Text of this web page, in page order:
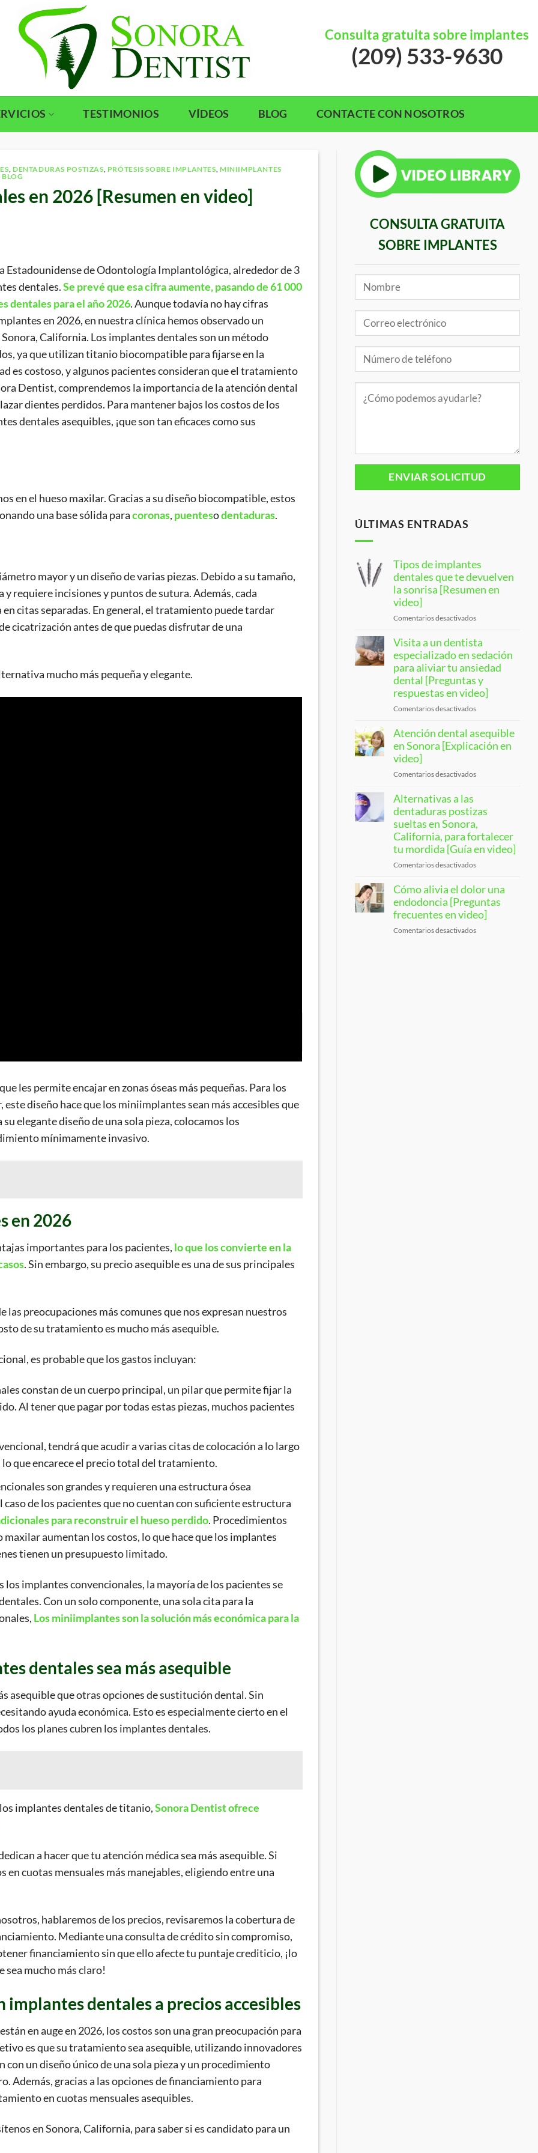
Consulta gratuita sobre implantes
(209) 533-9630
TESTIMONIOS VÍDEOS BLOG CONTACTE CON NOSOTROS
, DENTADURAS POSTIZAS, PRÓTESIS SOBRE IMPLANTES, MINIIMPLANTES
en 2026 [Resumen en video]
Estadounidense de Odontología Implantológica, alrededor de 3
dentales.Se prevé que esa cifra aumente, pasando de 61 000
dentales para el año 2026. Aunque todavía no hay cifras
en 2026, en nuestra clínica hemos observado un
California. Los implantes dentales son un método
ya que utilizan titanio biocompatible para fijarse en la
es costoso, y algunos pacientes consideran que el tratamiento
Dentist, comprendemos la importancia de la atención dental
dientes perdidos. Para mantener bajos los costos de los
dentales asequibles, ¡que son tan eficaces como sus
en el hueso maxilar. Gracias a su diseño biocompatible, estos
una base sólida paracoronas, puentesodentaduras.
mayor y un diseño de varias piezas. Debido a su tamaño,
requiere incisiones y puntos de sutura. Además, cada
citas separadas. En general, el tratamiento puede tardar
cicatrización antes de que puedas disfrutar de una
mucho más pequeña y elegante.
les permite encajar en zonas óseas más pequeñas. Para los
diseño hace que los miniimplantes sean más accesibles que
elegante diseño de una sola pieza, colocamos los
mínimamente invasivo.
en 2026
importantes para los pacientes, lo que los convierte en la
. Sin embargo, su precio asequible es una de sus principales
las preocupaciones más comunes que nos expresan nuestros
de su tratamiento es mucho más asequible.
es probable que los gastos incluyan:
constan de un cuerpo principal, un pilar que permite fijar la
Al tener que pagar por todas estas piezas, muchos pacientes
tendrá que acudir a varias citas de colocación a lo largo
que encarece el precio total del tratamiento.
son grandes y requieren una estructura ósea
de los pacientes que no cuentan con suficiente estructura
para reconstruir el hueso perdido. Procedimientos
aumentan los costos, lo que hace que los implantes
tienen un presupuesto limitado.
los implantes convencionales, la mayoría de los pacientes se
Con un solo componente, una sola cita para la
Los miniimplantes son la solución más económica para la
dentales sea más asequible
asequible que otras opciones de sustitución dental. Sin
ayuda económica. Esto es especialmente cierto en el
los planes cubren los implantes dentales.
los implantes dentales de titanio,Sonora Dentist ofrece
a hacer que tu atención médica sea más asequible. Si
cuotas mensuales más manejables, eligiendo entre una
hablaremos de los precios, revisaremos la cobertura de
Mediante una consulta de crédito sin compromiso,
financiamiento sin que ello afecte tu puntaje crediticio, ¡lo
sea mucho más claro!
implantes dentales a precios accesibles
en auge en 2026, los costos son una gran preocupación para
es que su tratamiento sea asequible, utilizando innovadores
un diseño único de una sola pieza y un procedimiento
Además, gracias a las opciones de financiamiento para
en cuotas mensuales asequibles.
en Sonora, California, para saber si es candidato para un
CONSULTA GRATUITA
SOBRE IMPLANTES
ÚLTIMAS ENTRADAS
Tipos de implantes
dentales que te devuelven
la sonrisa [Resumen en
video]
Comentarios desactivados
of
Dental
Implants
Restore
Your
Overview]
Visita a un dentista
especializado en sedación
para aliviar tu ansiedad
dental [Preguntas y
respuestas en video]
Comentarios desactivados
a
Sedation
Anxiety
Q&A]
Atención dental asequible
en Sonora [Explicación en
video]
Comentarios desactivados
Dental
[Video
Explanation]
Alternativas a las
dentaduras postizas
sueltas en Sonora,
California, para fortalecer
tu mordida [Guía en video]
Comentarios desactivados
Denture
Alternatives
Sonora,
Cómo alivia el dolor una
endodoncia [Preguntas
frecuentes en video]
Comentarios desactivados